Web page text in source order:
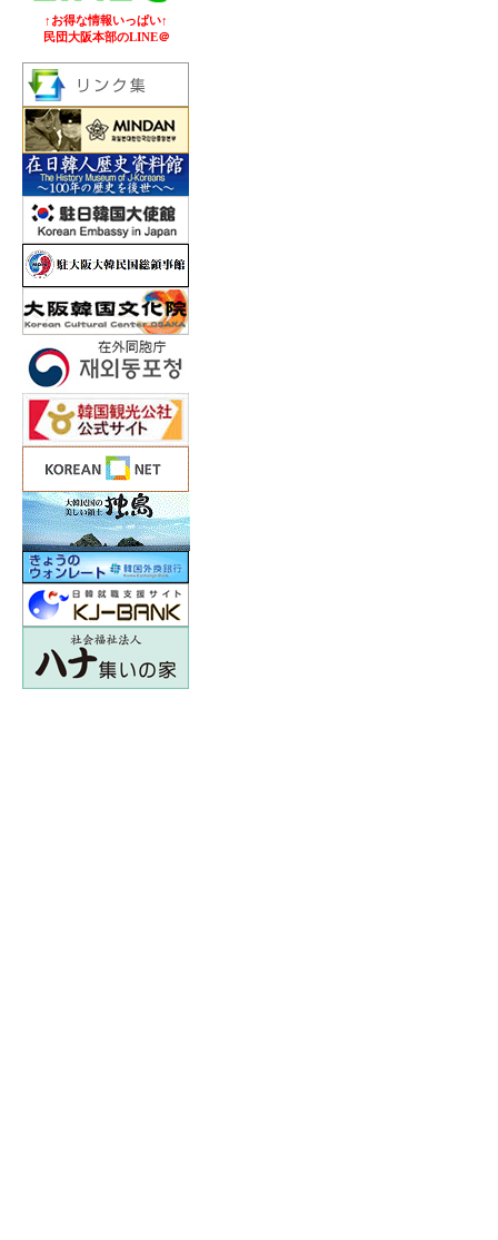
↑お得な情報いっぱい↑
民団大阪本部のLINE＠